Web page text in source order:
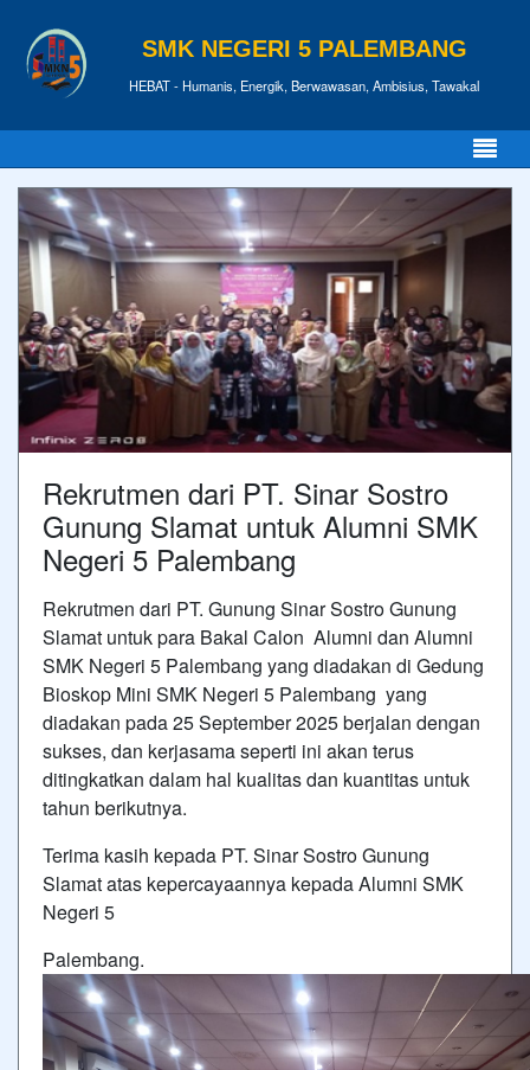
SMK NEGERI 5 PALEMBANG
HEBAT - Humanis, Energik, Berwawasan, Ambisius, Tawakal
Rekrutmen dari PT. Sinar Sostro
Gunung Slamat untuk Alumni SMK
Negeri 5 Palembang
Rekrutmen dari PT. Gunung Sinar Sostro Gunung
Slamat untuk para Bakal Calon Alumni dan Alumni
SMK Negeri 5 Palembang yang diadakan di Gedung
Bioskop Mini SMK Negeri 5 Palembang yang
diadakan pada 25 September 2025 berjalan dengan
sukses, dan kerjasama seperti ini akan terus
ditingkatkan dalam hal kualitas dan kuantitas untuk
tahun berikutnya.
Terima kasih kepada PT. Sinar Sostro Gunung
Slamat atas kepercayaannya kepada Alumni SMK
Negeri 5
Palembang.